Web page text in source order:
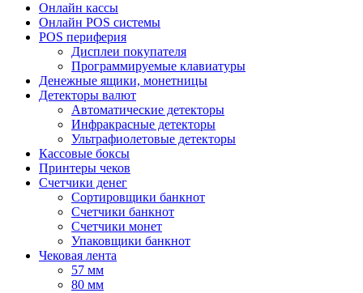
Онлайн кассы
Онлайн POS системы
POS периферия
Дисплеи покупателя
Программируемые клавиатуры
Денежные ящики, монетницы
Детекторы валют
Автоматические детекторы
Инфракрасные детекторы
Ультрафиолетовые детекторы
Кассовые боксы
Принтеры чеков
Счетчики денег
Сортировщики банкнот
Счетчики банкнот
Счетчики монет
Упаковщики банкнот
Чековая лента
57 мм
80 мм